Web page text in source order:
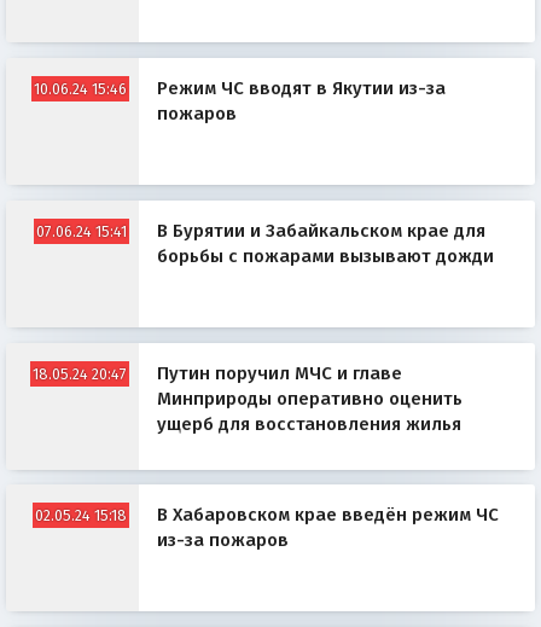
10.06.24 15:46
Режим ЧС вводят в Якутии из-за
пожаров
07.06.24 15:41
В Бурятии и Забайкальском крае для
борьбы с пожарами вызывают дожди
18.05.24 20:47
Путин поручил МЧС и главе
Минприроды оперативно оценить
ущерб для восстановления жилья
02.05.24 15:18
В Хабаровском крае введён режим ЧС
из-за пожаров